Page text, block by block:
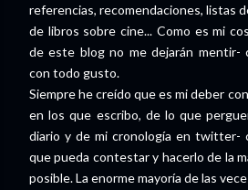
referencias, recomendaciones, listas
de libros sobre cine... Como es mi
de este blog no me dejarán mentir-
con todo gusto.
Siempre he creído que es mi deber
en los que escribo, de lo que
diario y de mi cronología en twitter-
que pueda contestar y hacerlo de la
posible. La enorme mayoría de las